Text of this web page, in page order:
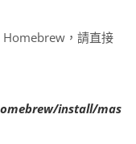
，請直接
install/mas